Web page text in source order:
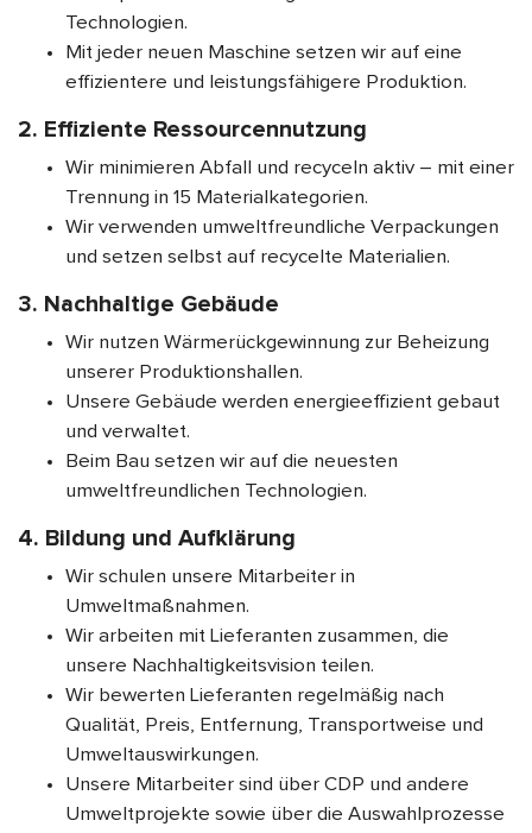
Technologien.
Mit jeder neuen Maschine setzen wir auf eine
effizientere und leistungsfähigere Produktion.
2. Effiziente Ressourcennutzung
Wir minimieren Abfall und recyceln aktiv – mit einer
Trennung in 15 Materialkategorien.
Wir verwenden umweltfreundliche Verpackungen
und setzen selbst auf recycelte Materialien.
3. Nachhaltige Gebäude
Wir nutzen Wärmerückgewinnung zur Beheizung
unserer Produktionshallen.
Unsere Gebäude werden energieeffizient gebaut
und verwaltet.
Beim Bau setzen wir auf die neuesten
umweltfreundlichen Technologien.
4. Bildung und Aufklärung
Wir schulen unsere Mitarbeiter in
Umweltmaßnahmen.
Wir arbeiten mit Lieferanten zusammen, die
unsere Nachhaltigkeitsvision teilen.
Wir bewerten Lieferanten regelmäßig nach
Qualität, Preis, Entfernung, Transportweise und
Umweltauswirkungen.
Unsere Mitarbeiter sind über CDP und andere
Umweltprojekte sowie über die Auswahlprozesse